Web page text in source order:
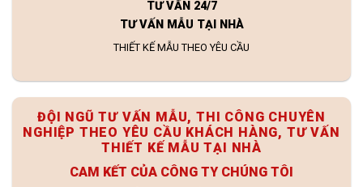
TƯ VẤN 24/7
TƯ VẤN MẪU TẠI NHÀ
THIẾT KẾ MẪU THEO YÊU CẦU
ĐỘI NGŨ TƯ VẤN MẪU, THI CÔNG CHUYÊN
NGHIỆP THEO YÊU CẦU KHÁCH HÀNG, TƯ VẤN
THIẾT KẾ MẪU TẠI NHÀ
CAM KẾT CỦA CÔNG TY CHÚNG TÔI